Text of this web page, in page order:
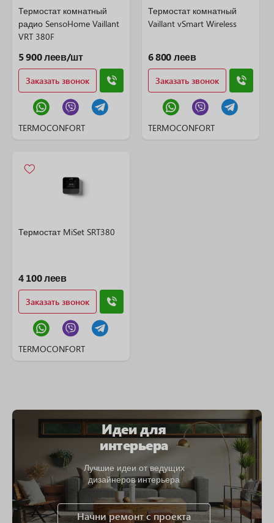
Термостат комнатный
радио SensoHome Vaillant
VRT 380F
5 900 леев/шт
Заказать звонок
TERMOCONFORT
Термостат комнатный
Vaillant vSmart Wireless
6 800 леев
Заказать звонок
TERMOCONFORT
Термостат MiSet SRT380
4 100 леев
Заказать звонок
TERMOCONFORT
Идеи для
интерьера
Лучшие идеи от ведущих
дизайнеров интерьера
Начни ремонт с проекта